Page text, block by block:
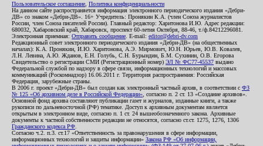
Пользовательское соглашение Политика конфиденциальности
На данном сайте распространяется информация электронного периодического издания «Дебри-
ДВ» со знаком «Дебри-ДВ». 16+ Учредитель: Пронякин К.А. (член Союза журналистов
России, член Союза писателей России). Главный редактор: Харитонова И.Ю. Адрес редакции:
680032, Хабаровский край, Хабаровск, проспект 60-летия Октября, 88-46, т./ф.84212296081.
Электронная приемная: Отправить сообщение . E-mail: editor@debri-dv.com
Редакционный совет электронного периодического издания «Дебри-ДВ» (на общественных
началах): К.А. Пронякин, И.Ю. Харитонова, А.Э. Мирмович, Ю.Н. Юрьев, Ю.В. Ковалев,
Л.Н. Левина, А.Ю. Жданов, Е.Н. Голубь, С.Н. Бурындин, Б.М. Сухинин, О.В. Егорова
Свидетельство о регистрации СМИ (Регистрационный номер) ЭЛ № ФС77-45537 выдано
Федеральной службой по надзору в сфере связи, информационных технологий и массовых
коммуникаций (Роскомнадзор) 16.06.2011 г. Территория распространения: Российская
Федерация, зарубежные страны.
В 2006 г. проект «Дебри-ДВ» был создан как электронный частный архив, в соответствии с ФЗ
№ 125 «Об архивном деле в Российской Федерации» , согласно п. 2 ст. 13 «Создание архивов».
Основной фонд архива составляют публикации газет и журналов, изданные книги, а также
рукописи по дальневосточной (РФ) тематике. Доступ к архивным документам является
открытым в электронном виде, согласно п. 1 ст. 24 вышеобозначенного закона. Архивные
документы к частной собственности редакции не относятся, согласно ст.ст. 1275, 1276, 1306
Гражданского кодекса РФ
Согласно ч.2. п.3. ст.17 «Ответственность за правонарушения в сфере информации,
информационных технологий и защиты информации» Закона РФ «Об информации,